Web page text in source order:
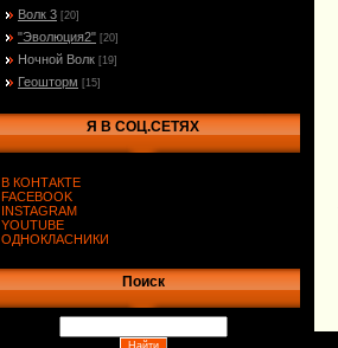
Волк 3 [20]
"Эволюция2" [20]
Ночной Волк [19]
Геошторм [15]
Я В СОЦ.СЕТЯХ
В КОНТАКТЕ
FACEBOOK
INSTAGRAM
YOUTUBE
ОДНОКЛАСНИКИ
Поиск